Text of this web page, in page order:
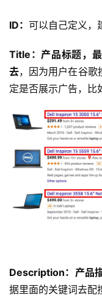
ID： 可以自己定义，
Title：产品标题，
去，因为用户在谷
定是否展示广告，比
Description：产品
据里面的关键词去配